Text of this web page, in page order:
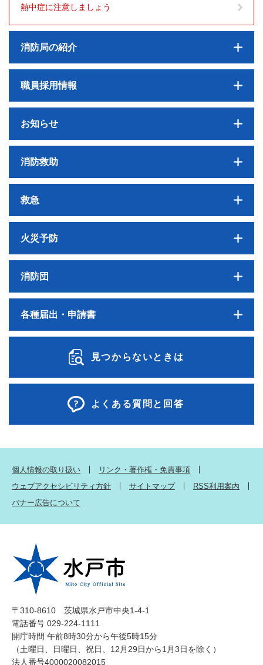
熱中症に注意しましょう
消防局の紹介
職員採用情報
お知らせ
消防救助
救急
火災予防
消防団
各種届出・申請書
見つからないときは
よくある質問と回答
個人情報の取り扱い
リンク・著作権・免責事項
ウェブアクセシビリティ方針
サイトマップ
RSS利用案内
バナー広告について
〒310-8610 茨城県水戸市中央1-4-1
電話番号 029-224-1111
開庁時間 午前8時30分から午後5時15分
（土曜日、日曜日、祝日、12月29日から1月3日を除く）
法人番号4000020082015